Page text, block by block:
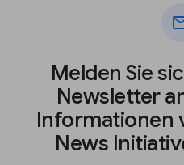
Melden Sie
Newsletter
Informationen
News